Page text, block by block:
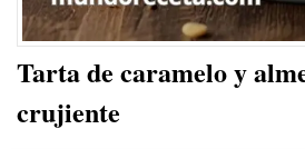
Tarta de caramelo y
crujiente